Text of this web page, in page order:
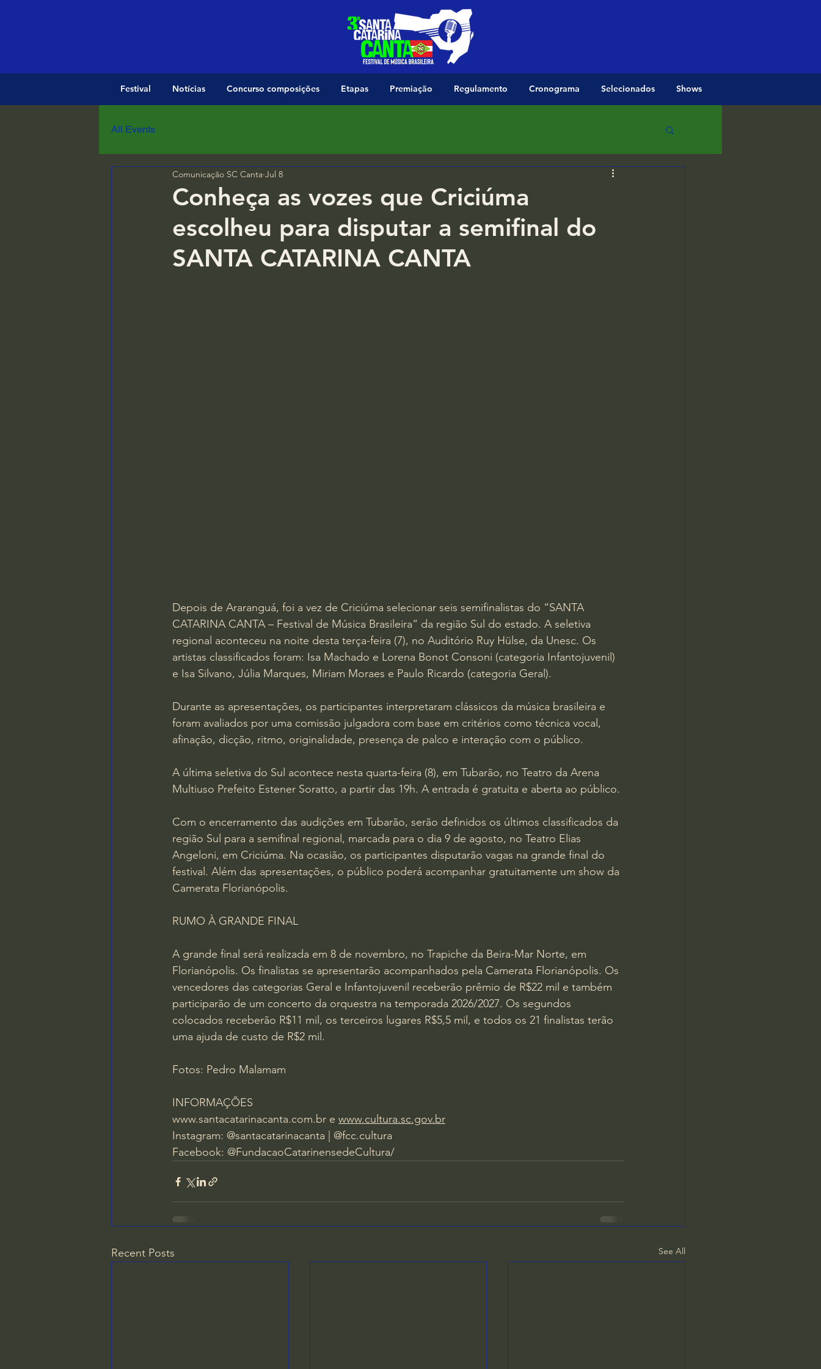
Festival Notícias Concurso composições Etapas Premiação Regulamento Cronograma Selecionados Shows
All Events
Conheça as vozes que Criciúma
escolheu para disputar a semifinal do
SANTA CATARINA CANTA
Comunicação SC Canta Jul 8
Depois de Araranguá, foi a vez de Criciúma selecionar seis semifinalistas do “SANTA
CATARINA CANTA – Festival de Música Brasileira” da região Sul do estado. A seletiva
regional aconteceu na noite desta terça-feira (7), no Auditório Ruy Hülse, da Unesc. Os
artistas classificados foram: Isa Machado e Lorena Bonot Consoni (categoria Infantojuvenil)
e Isa Silvano, Júlia Marques, Miriam Moraes e Paulo Ricardo (categoria Geral).
Durante as apresentações, os participantes interpretaram clássicos da música brasileira e
foram avaliados por uma comissão julgadora com base em critérios como técnica vocal,
afinação, dicção, ritmo, originalidade, presença de palco e interação com o público.
A última seletiva do Sul acontece nesta quarta-feira (8), em Tubarão, no Teatro da Arena
Multiuso Prefeito Estener Soratto, a partir das 19h. A entrada é gratuita e aberta ao público.
Com o encerramento das audições em Tubarão, serão definidos os últimos classificados da
região Sul para a semifinal regional, marcada para o dia 9 de agosto, no Teatro Elias
Angeloni, em Criciúma. Na ocasião, os participantes disputarão vagas na grande final do
festival. Além das apresentações, o público poderá acompanhar gratuitamente um show da
Camerata Florianópolis.
RUMO À GRANDE FINAL
A grande final será realizada em 8 de novembro, no Trapiche da Beira-Mar Norte, em
Florianópolis. Os finalistas se apresentarão acompanhados pela Camerata Florianópolis. Os
vencedores das categorias Geral e Infantojuvenil receberão prêmio de R$22 mil e também
participarão de um concerto da orquestra na temporada 2026/2027. Os segundos
colocados receberão R$11 mil, os terceiros lugares R$5,5 mil, e todos os 21 finalistas terão
uma ajuda de custo de R$2 mil.
Fotos: Pedro Malamam
INFORMAÇÕES
www.santacatarinacanta.com.br e www.cultura.sc.gov.br
Instagram: @santacatarinacanta | @fcc.cultura
Facebook: @FundacaoCatarinensedeCultura/
Recent Posts See All